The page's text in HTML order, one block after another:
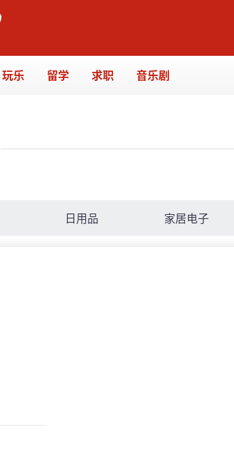
玩乐 留学 求职 音乐剧
日用品 家居电子